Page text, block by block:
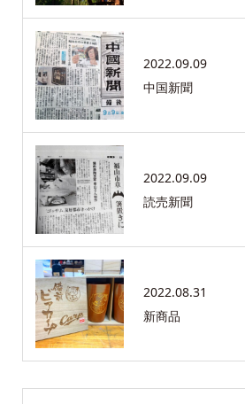
2022.09.09
中国新聞
2022.09.09
読売新聞
2022.08.31
新商品